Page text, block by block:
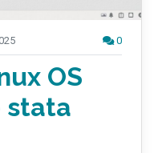
0
OS
stata